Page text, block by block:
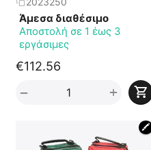
10399/2022 - ΦΕΚ 2621/Β`
30.5.2022)
Άμεσα διαθέσιμο
Αποστολή σε 1 έως 3
εργάσιμες
€112.56
+
−
🖍